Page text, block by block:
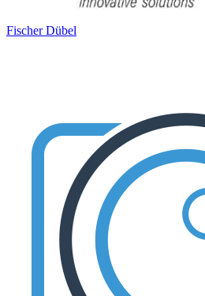
Fischer Dübel